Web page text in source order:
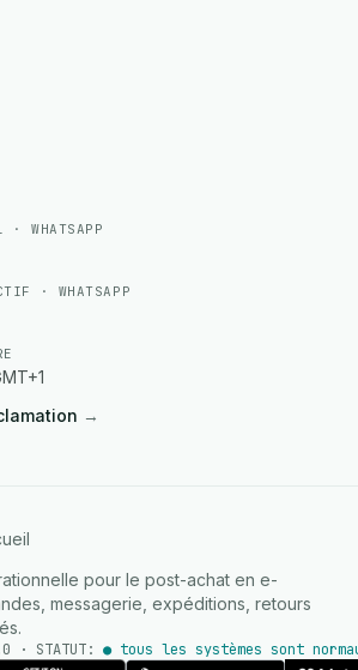
· WHATSAPP
· WHATSAPP
→
pour le post-achat en e-
messagerie, expéditions, retours
· STATUT: ● tous les systèmes sont